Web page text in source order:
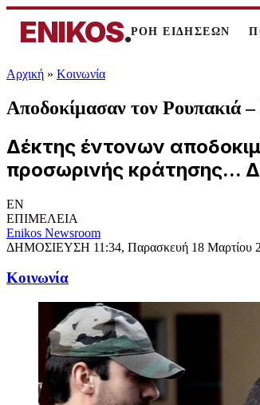
ENIKOS.ΡΟΗ ΕΙΔΗΣΕΩΝ
Αρχική » Κοινωνία
Αποδοκίμασαν τον Ρουπακιά
Δέκτης έντονων
προσωρινής κράτησης...
EN
ΕΠΙΜΕΛΕΙΑ
Enikos Newsroom
ΔΗΜΟΣΙΕΥΣΗ 11:34, Παρασκευή 18 Μαρτίου
Κοινωνία